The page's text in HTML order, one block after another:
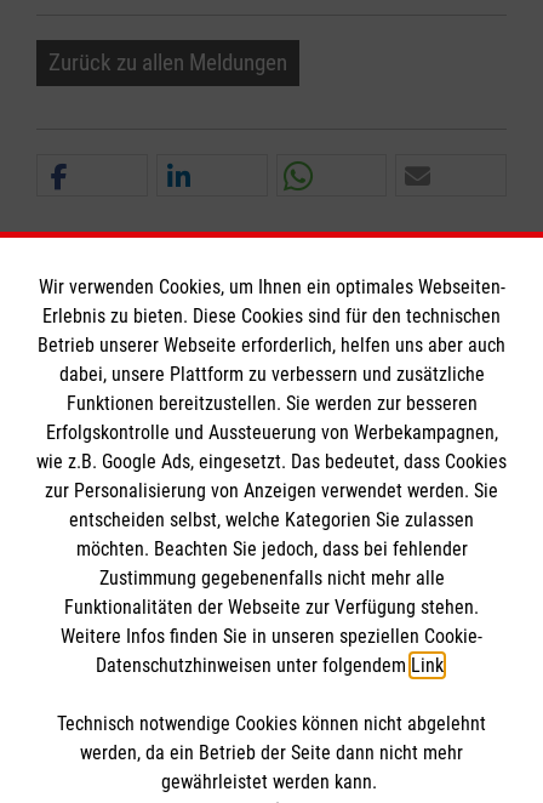
Zurück zu allen Meldungen
Informationen
Impressum
Datenschutz
Barrierefreiheit
Kontakt
Die Malteser
Malteser in Deutschland
Malteserorden
Sharepoint
Spendenkonto
Bank: Pax-Bank für Kirche und Caritas eG
IBAN: DE73 3706 0193 4202 0000 08
So finden Sie uns
Wir verwenden Cookies, um Ihnen ein optimales Webseiten-
Erlebnis zu bieten. Diese Cookies sind für den technischen
Betrieb unserer Webseite erforderlich, helfen uns aber auch
dabei, unsere Plattform zu verbessern und zusätzliche
Funktionen bereitzustellen. Sie werden zur besseren
Erfolgskontrolle und Aussteuerung von Werbekampagnen,
wie z.B. Google Ads, eingesetzt. Das bedeutet, dass Cookies
zur Personalisierung von Anzeigen verwendet werden. Sie
entscheiden selbst, welche Kategorien Sie zulassen
möchten. Beachten Sie jedoch, dass bei fehlender
Zustimmung gegebenenfalls nicht mehr alle
Funktionalitäten der Webseite zur Verfügung stehen.
Weitere Infos finden Sie in unseren speziellen Cookie-
Datenschutzhinweisen unter folgendem Link.
Technisch notwendige Cookies können nicht abgelehnt
werden, da ein Betrieb der Seite dann nicht mehr
gewährleistet werden kann.